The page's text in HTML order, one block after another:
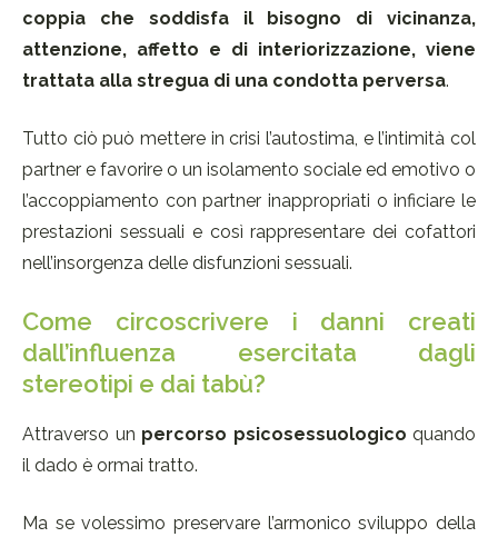
coppia che soddisfa il bisogno di vicinanza,
attenzione, affetto e di interiorizzazione, viene
trattata alla stregua di una condotta perversa.
Tutto ciò può mettere in crisi l’autostima, e l’intimità col
partner e favorire o un isolamento sociale ed emotivo o
l’accoppiamento con partner inappropriati o inficiare le
prestazioni sessuali e così rappresentare dei cofattori
nell’insorgenza delle disfunzioni sessuali.
Come circoscrivere i danni creati
dall’influenza esercitata dagli
stereotipi e dai tabù?
Attraverso un percorso psicosessuologico quando
il dado è ormai tratto.
Ma se volessimo preservare l’armonico sviluppo della